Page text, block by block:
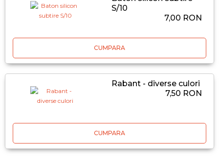
S/10
7,00 RON
CUMPARA
Rabant - diverse culori
7,50 RON
CUMPARA